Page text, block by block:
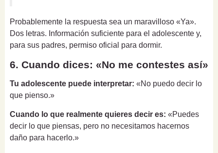
Probablemente la respuesta sea un maravilloso «Ya».
Dos letras. Información suficiente para el adolescente y,
para sus padres, permiso oficial para dormir.
6. Cuando dices: «No me contestes así»
Tu adolescente puede interpretar: «No puedo decir lo
que pienso.»
Cuando lo que realmente quieres decir es: «Puedes
decir lo que piensas, pero no necesitamos hacernos
daño para hacerlo.»